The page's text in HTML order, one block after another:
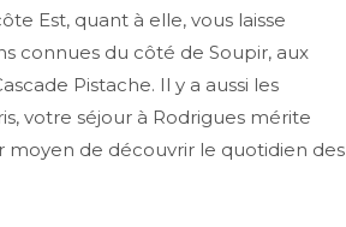
Est, quant à elle, vous laisse
connues du côté de Soupir, aux
Pistache. Il y a aussi les
votre séjour à Rodrigues mérite
moyen de découvrir le quotidien des